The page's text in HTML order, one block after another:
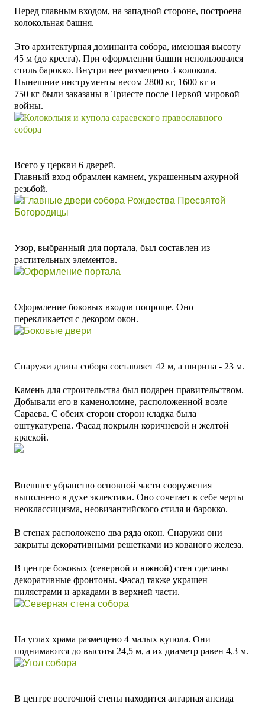
Перед главным входом, на западной стороне, построена
колокольная башня.
Это архитектурная доминанта собора, имеющая высоту
45 м (до креста). При оформлении башни использовался
стиль барокко. Внутри нее размещено 3 колокола.
Нынешние инструменты весом 2800 кг, 1600 кг и
750 кг были заказаны в Триесте после Первой мировой
войны.
Всего у церкви 6 дверей.
Главный вход обрамлен камнем, украшенным ажурной
резьбой.
Узор, выбранный для портала, был составлен из
растительных элементов.
Оформление боковых входов попроще. Оно
перекликается с декором окон.
Снаружи длина собора составляет 42 м, а ширина - 23 м.
Камень для строительства был подарен правительством.
Добывали его в каменоломне, расположенной возле
Сараева. С обеих сторон сторон кладка была
оштукатурена. Фасад покрыли коричневой и желтой
краской.
Внешнее убранство основной части сооружения
выполнено в духе эклектики. Оно сочетает в себе черты
неоклассицизма, неовизантийского стиля и барокко.
В стенах расположено два ряда окон. Снаружи они
закрыты декоративными решетками из кованого железа.
В центре боковых (северной и южной) стен сделаны
декоративные фронтоны. Фасад также украшен
пилястрами и аркадами в верхней части.
На углах храма размещено 4 малых купола. Они
поднимаются до высоты 24,5 м, а их диаметр равен 4,3 м.
В центре восточной стены находится алтарная апсида